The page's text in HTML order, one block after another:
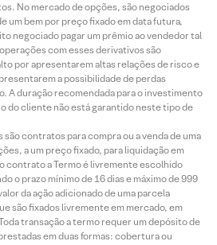
No mercado de opções, são negociados
um bem por preço fixado em data futura,
negociado pagar um prêmio ao vendedor tal
com esses derivativos são
por apresentarem altas relações de risco e
a possibilidade de perdas
A duração recomendada para o investimento
do cliente não está garantido neste tipo de
contratos para compra ou a venda de uma
a um preço fixado, para liquidação em
contrato a Termo é livremente escolhido
o prazo mínimo de 16 dias e máximo de 999
da ação adicionado de uma parcela
são fixados livremente em mercado, em
transação a termo requer um depósito de
em duas formas: cobertura ou